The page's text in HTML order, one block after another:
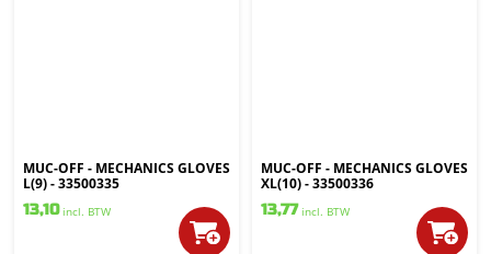
MUC-OFF - MECHANICS GLOVES
L(9) - 33500335
13,10 incl. BTW
MUC-OFF - MECHANICS GLOVES
XL(10) - 33500336
13,77 incl. BTW